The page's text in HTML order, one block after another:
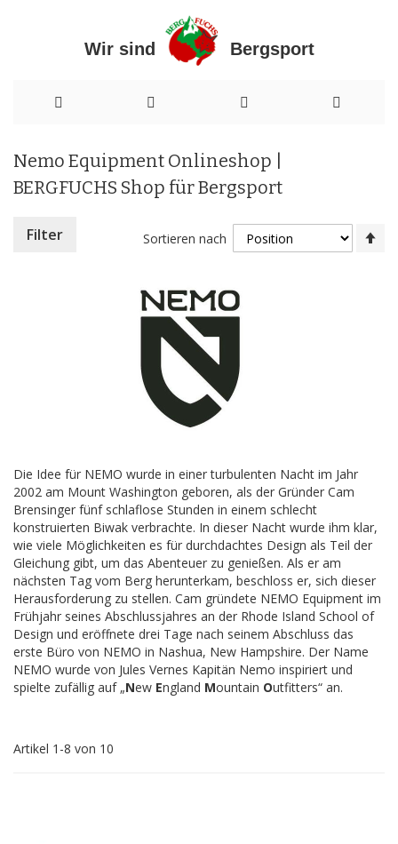
Wir sind Bergsport
zum
Nemo Equipment Onlineshop |
BERGFUCHS Shop für Bergsport
Die Idee für NEMO wurde in einer turbulenten Nacht im Jahr
2002 am Mount Washington geboren, als der Gründer Cam
Brensinger fünf schlaflose Stunden in einem schlecht
konstruierten Biwak verbrachte. In dieser Nacht wurde ihm klar,
wie viele Möglichkeiten es für durchdachtes Design als Teil der
Gleichung gibt, um das Abenteuer zu genießen. Als er am
nächsten Tag vom Berg herunterkam, beschloss er, sich dieser
Herausforderung zu stellen. Cam gründete NEMO Equipment im
Frühjahr seines Abschlussjahres an der Rhode Island School of
Design und eröffnete drei Tage nach seinem Abschluss das
erste Büro von NEMO in Nashua, New Hampshire. Der Name
NEMO wurde von Jules Vernes Kapitän Nemo inspiriert und
spielte zufällig auf „New England Mountain Outfitters“ an.
Artikel 1 -8 von 10
Sortieren nach
Filter